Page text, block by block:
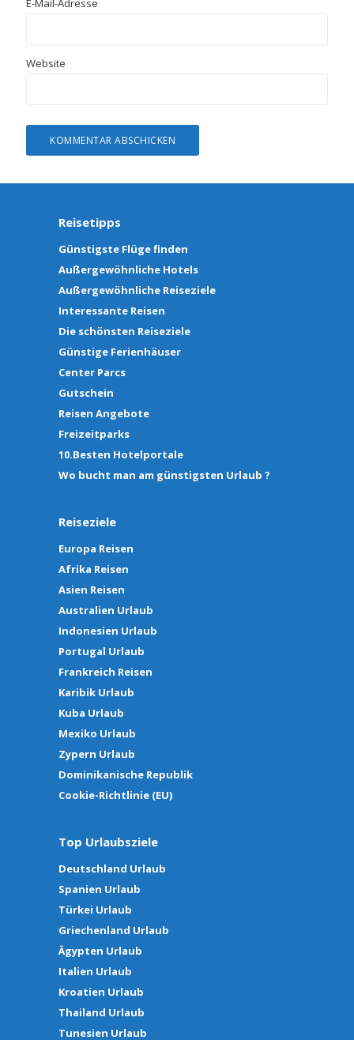
E-Mail-Adresse
Website
Reisetipps
Günstigste Flüge finden
Außergewöhnliche Hotels
Außergewöhnliche Reiseziele
Interessante Reisen
Die schönsten Reiseziele
Günstige Ferienhäuser
Center Parcs
Gutschein
Reisen Angebote
Freizeitparks
10.Besten Hotelportale
Wo bucht man am günstigsten Urlaub ?
Reiseziele
Europa Reisen
Afrika Reisen
Asien Reisen
Australien Urlaub
Indonesien Urlaub
Portugal Urlaub
Frankreich Reisen
Karibik Urlaub
Kuba Urlaub
Mexiko Urlaub
Zypern Urlaub
Dominikanische Republik
Cookie-Richtlinie (EU)
Top Urlaubsziele
Deutschland Urlaub
Spanien Urlaub
Türkei Urlaub
Griechenland Urlaub
Ägypten Urlaub
Italien Urlaub
Kroatien Urlaub
Thailand Urlaub
Tunesien Urlaub